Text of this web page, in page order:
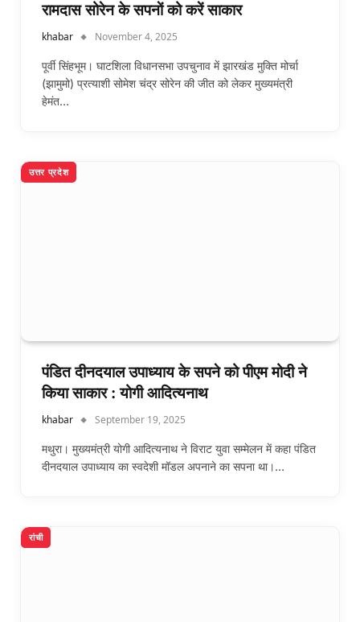
रामदास सोरेन के सपनाें को करें साकार
khabar November 4, 2025
पूर्वी सिंहभूम। घाटशिला विधानसभा उपचुनाव में झारखंड मुक्ति मोर्चा
(झामुमो) प्रत्याशी सोमेश चंद्र सोरेन की जीत को लेकर मुख्यमंत्री
हेमंत…
उत्तर प्रदेश
पंडित दीनदयाल उपाध्याय के सपने को पीएम मोदी ने
किया साकार : योगी आदित्यनाथ
khabar September 19, 2025
मथुरा। मुख्यमंत्री योगी आदित्यनाथ ने विराट युवा सम्मेलन में कहा पंडित
दीनदयाल उपाध्याय का स्वदेशी मॉडल अपनाने का सपना था।…
रांची